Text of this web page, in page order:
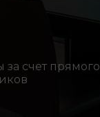
счет прямого